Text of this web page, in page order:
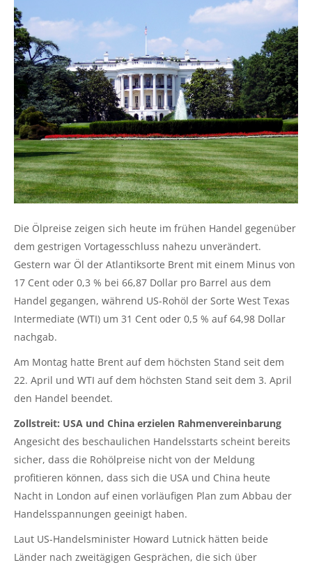
Die Ölpreise zeigen sich heute im frühen Handel gegenüber
dem gestrigen Vortagesschluss nahezu unverändert.
Gestern war Öl der Atlantiksorte Brent mit einem Minus von
17 Cent oder 0,3 % bei 66,87 Dollar pro Barrel aus dem
Handel gegangen, während US-Rohöl der Sorte West Texas
Intermediate (WTI) um 31 Cent oder 0,5 % auf 64,98 Dollar
nachgab.
Am Montag hatte Brent auf dem höchsten Stand seit dem
22. April und WTI auf dem höchsten Stand seit dem 3. April
den Handel beendet.
Zollstreit: USA und China erzielen Rahmenvereinbarung
Angesicht des beschaulichen Handelsstarts scheint bereits
sicher, dass die Rohölpreise nicht von der Meldung
profitieren können, dass sich die USA und China heute
Nacht in London auf einen vorläufigen Plan zum Abbau der
Handelsspannungen geeinigt haben.
Laut US-Handelsminister Howard Lutnick hätten beide
Länder nach zweitägigen Gesprächen, die sich über